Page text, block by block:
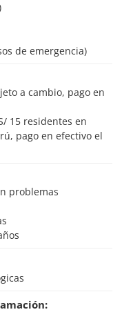
de emergencia)
pago en efectivo el